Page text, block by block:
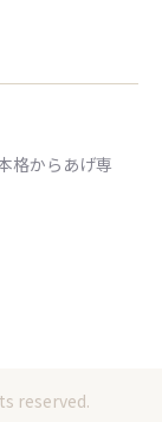
格からあげ専
reserved.